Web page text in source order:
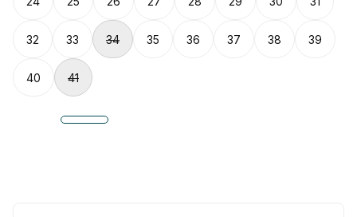
32 33 34 35 36 37 38 39
40 41